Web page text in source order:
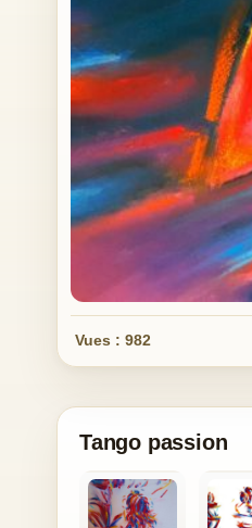
Vues : 982
Tango passion